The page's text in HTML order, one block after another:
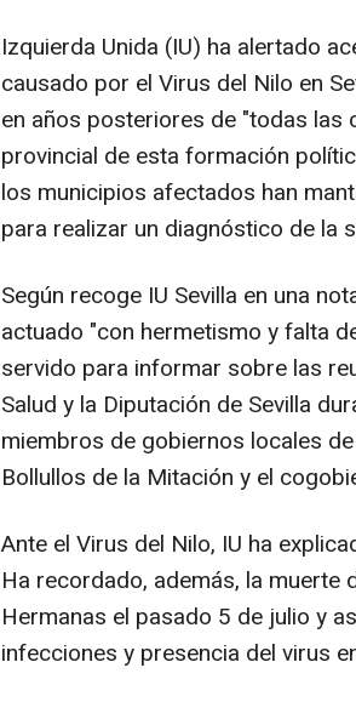
Izquierda Unida (IU) ha alertado
causado por el Virus del Nilo en
en años posteriores de "todas las
provincial de esta formación
los municipios afectados han
para realizar un diagnóstico de la
Según recoge IU Sevilla en una
actuado "con hermetismo y falta
servido para informar sobre las
Salud y la Diputación de Sevilla
miembros de gobiernos locales
Bollullos de la Mitación y el
Ante el Virus del Nilo, IU ha
Ha recordado, además, la muerte
Hermanas el pasado 5 de julio y
infecciones y presencia del virus